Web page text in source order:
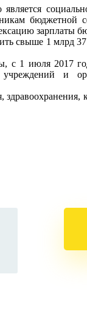
бюджетной
свыше 1 млрд
с 1 июля 2017
учреждений и